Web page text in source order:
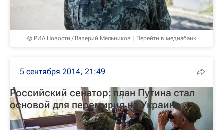
© РИА Новости / Валерий Мельников Перейти в медиабанк
5 сентября 2014, 21:49
Российский сенатор: план Путина стал
основой для перемирия на Украине